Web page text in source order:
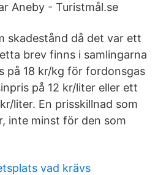
Aneby - Turistmål.se
skadestånd då det var ett
brev finns i samlingarna
på 18 kr/kg för fordonsgas
på 12 kr/liter eller ett
liter. En prisskillnad som
inte minst för den som
vad krävs